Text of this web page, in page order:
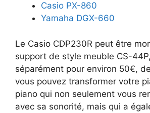
Casio PX-860
Yamaha DGX-660
Le Casio CDP230R peut être
support de style meuble CS-
séparément pour environ 50€,
vous pouvez transformer votre
piano qui non seulement vous
avec sa sonorité, mais qui a